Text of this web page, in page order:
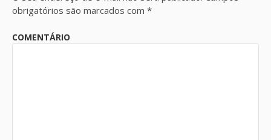
obrigatórios são marcados com *
COMENTÁRIO